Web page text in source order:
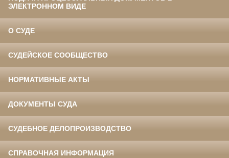
ЭЛЕКТРОННОМ ВИДЕ
О СУДЕ
СУДЕЙСКОЕ СООБЩЕСТВО
НОРМАТИВНЫЕ АКТЫ
ДОКУМЕНТЫ СУДА
СУДЕБНОЕ ДЕЛОПРОИЗВОДСТВО
СПРАВОЧНАЯ ИНФОРМАЦИЯ